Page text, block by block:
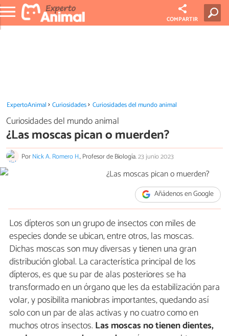
COMPARTIR
ExpertoAnimal Curiosidades Curiosidades del mundo animal
Curiosidades del mundo animal
¿Las moscas pican o muerden?
PorNick A. Romero H., Profesor de Biología.23 junio 2023
Añádenos en Google
Los dípteros son un grupo de insectos con miles de
especies donde se ubican, entre otros, las moscas.
Dichas moscas son muy diversas y tienen una gran
distribución global. La característica principal de los
dípteros, es que su par de alas posteriores se ha
transformado en un órgano que les da estabilización para
volar, y posibilita maniobras importantes, quedando así
solo con un par de alas activas y no cuatro como en
muchos otros insectos. Las moscas no tienen dientes,